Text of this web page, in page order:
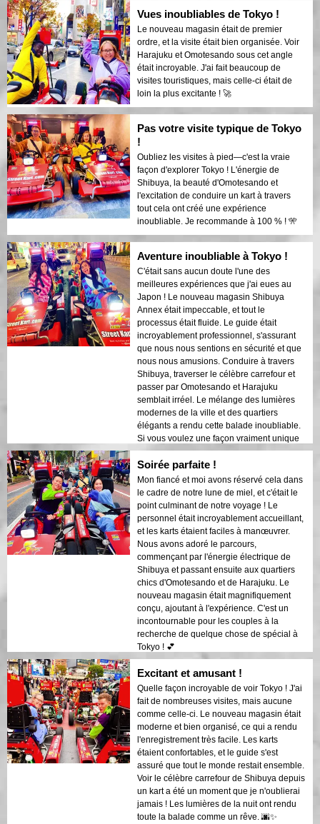
Vues inoubliables de Tokyo !
Le nouveau magasin était de premier
ordre, et la visite était bien organisée. Voir
Harajuku et Omotesando sous cet angle
était incroyable. J'ai fait beaucoup de
visites touristiques, mais celle-ci était de
loin la plus excitante ! 🚀
Pas votre visite typique de Tokyo
!
Oubliez les visites à pied—c'est la vraie
façon d'explorer Tokyo ! L'énergie de
Shibuya, la beauté d'Omotesando et
l'excitation de conduire un kart à travers
tout cela ont créé une expérience
inoubliable. Je recommande à 100 % ! 🎌
Aventure inoubliable à Tokyo !
C'était sans aucun doute l'une des
meilleures expériences que j'ai eues au
Japon ! Le nouveau magasin Shibuya
Annex était impeccable, et tout le
processus était fluide. Le guide était
incroyablement professionnel, s'assurant
que nous nous sentions en sécurité et que
nous nous amusions. Conduire à travers
Shibuya, traverser le célèbre carrefour et
passer par Omotesando et Harajuku
semblait irréel. Le mélange des lumières
modernes de la ville et des quartiers
élégants a rendu cette balade inoubliable.
Si vous voulez une façon vraiment unique
de découvrir Tokyo, c'est ça ! 🚗✨
Soirée parfaite !
Mon fiancé et moi avons réservé cela dans
le cadre de notre lune de miel, et c'était le
point culminant de notre voyage ! Le
personnel était incroyablement accueillant,
et les karts étaient faciles à manœuvrer.
Nous avons adoré le parcours,
commençant par l'énergie électrique de
Shibuya et passant ensuite aux quartiers
chics d'Omotesando et de Harajuku. Le
nouveau magasin était magnifiquement
conçu, ajoutant à l'expérience. C'est un
incontournable pour les couples à la
recherche de quelque chose de spécial à
Tokyo ! 💕
Excitant et amusant !
Quelle façon incroyable de voir Tokyo ! J'ai
fait de nombreuses visites, mais aucune
comme celle-ci. Le nouveau magasin était
moderne et bien organisé, ce qui a rendu
l'enregistrement très facile. Les karts
étaient confortables, et le guide s'est
assuré que tout le monde restait ensemble.
Voir le célèbre carrefour de Shibuya depuis
un kart a été un moment que je n'oublierai
jamais ! Les lumières de la nuit ont rendu
toute la balade comme un rêve. 🌆✨